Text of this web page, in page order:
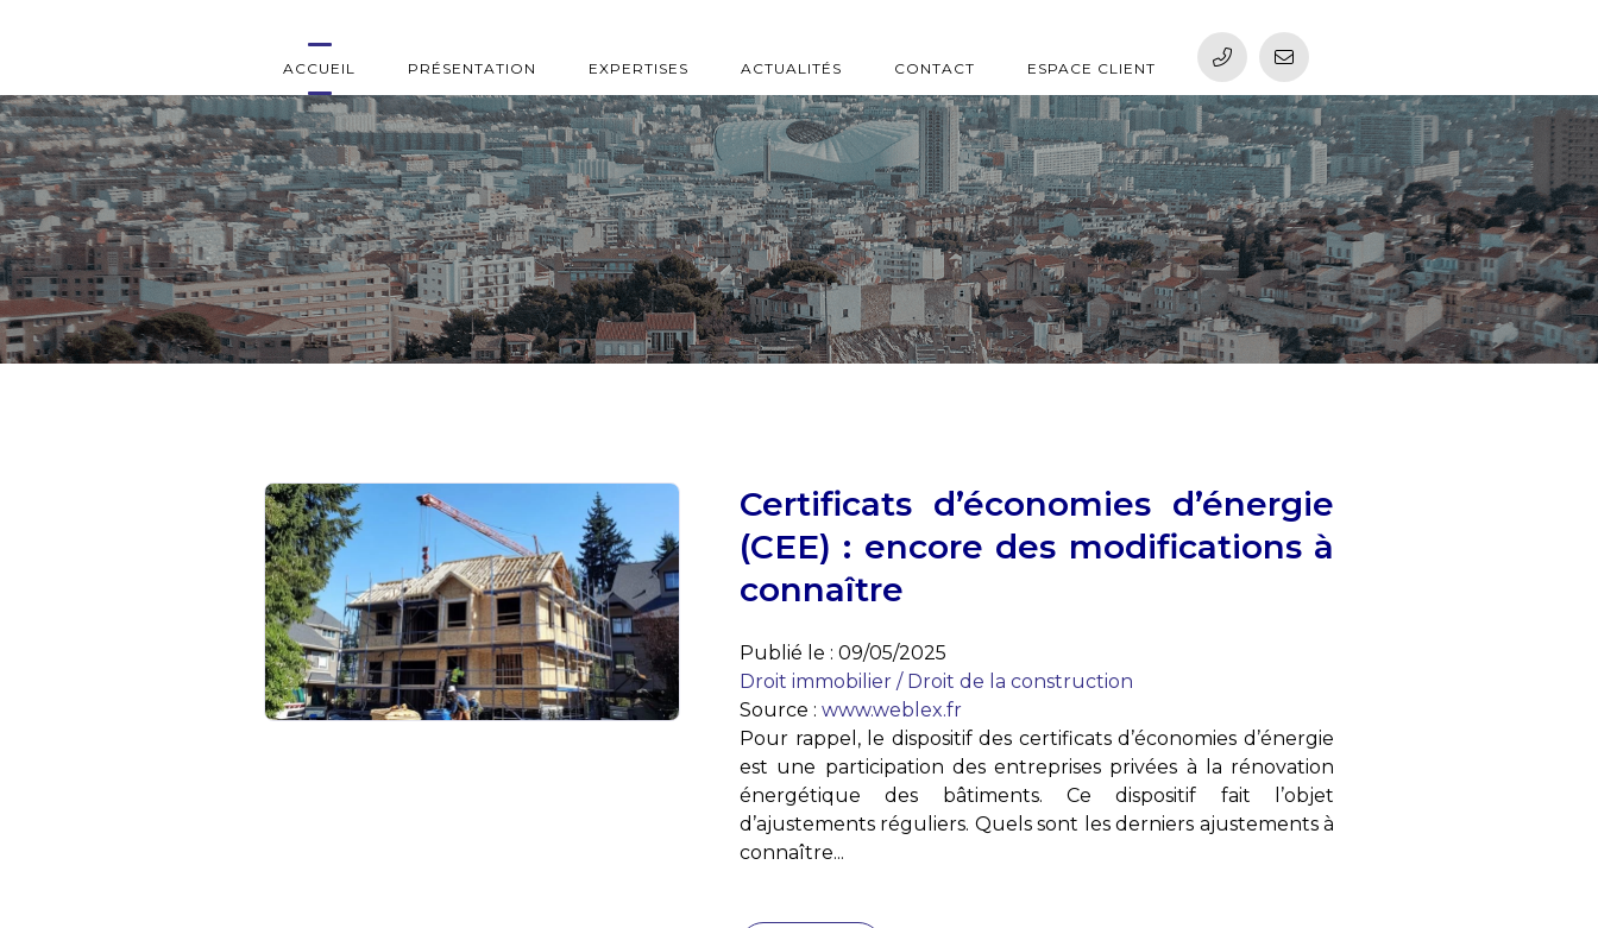
ACCUEIL PRÉSENTATION EXPERTISES ACTUALITÉS CONTACT ESPACE CLIENT
Certificats d’économies d’énergie
(CEE) : encore des modifications à
connaître
Publié le : 09/05/2025
Droit immobilier / Droit de la construction
Source : www.weblex.fr
Pour rappel, le dispositif des certificats d’économies d’énergie
est une participation des entreprises privées à la rénovation
énergétique des bâtiments. Ce dispositif fait l’objet
d’ajustements réguliers. Quels sont les derniers ajustements à
connaître...